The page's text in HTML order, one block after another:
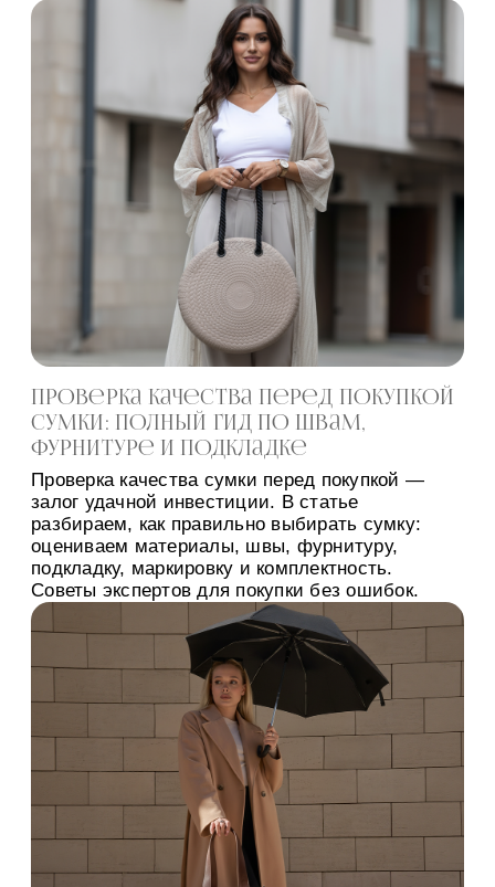
Проверка качества перед покупкой
сумки: полный гид по швам,
фурнитуре и подкладке
Проверка качества сумки перед покупкой —
залог удачной инвестиции. В статье
разбираем, как правильно выбирать сумку:
оцениваем материалы, швы, фурнитуру,
подкладку, маркировку и комплектность.
Советы экспертов для покупки без ошибок.